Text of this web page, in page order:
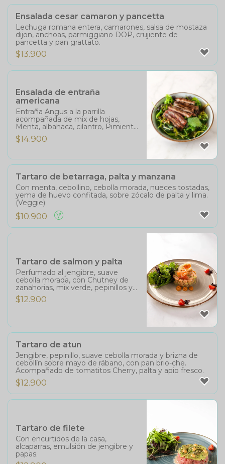
Ensalada cesar camaron y pancetta
Lechuga romana entera, camarones, salsa de mostaza
dijon, anchoas, parmiggiano DOP, crujiente de
pancetta y pan grattato.
$13.900
Ensalada de entraña
americana
Entraña Angus a la parrilla
acompañada de mix de hojas,
Menta, albahaca, cilantro, Pimiento
rojo asado, maní tostado, crispi de
tocino y vinagreta Thai.
$14.900
Tartaro de betarraga, palta y manzana
Con menta, cebollino, cebolla morada, nueces tostadas,
yema de huevo confitada, sobre zócalo de palta y lima.
(Veggie)
$10.900
Tartaro de salmon y palta
Perfumado al jengibre, suave
cebolla morada, con Chutney de
zanahorias, mix verde, pepinillos y
mayonesa de alcaparras.
$12.900
Tartaro de atun
Jengibre, pepinillo, suave cebolla morada y brizna de
cebollín sobre mayo de rábano, con pan brio-che.
Acompañado de tomatitos Cherry, palta y apio fresco.
$12.900
Tartaro de filete
Con encurtidos de la casa,
alcaparras, emulsión de jengibre y
papas.